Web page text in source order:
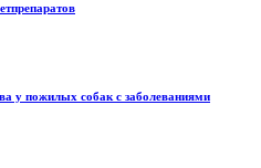
у пожилых собак с заболеваниями